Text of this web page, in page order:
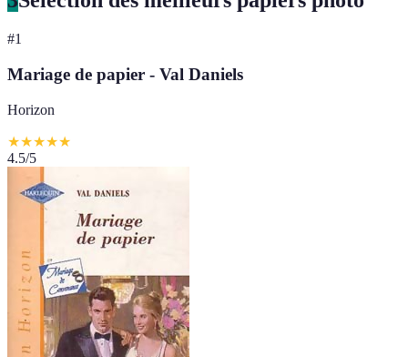
#1
Mariage de papier - Val Daniels
Horizon
★★★★★
4.5/5